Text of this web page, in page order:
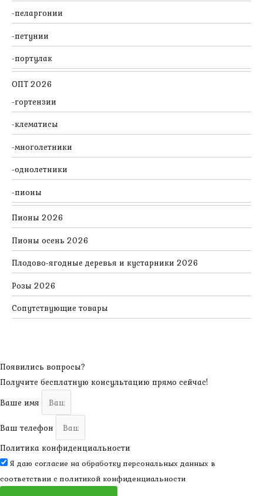
пеларгонии
петунии
портулак
ОПТ 2026
гортензии
клематисы
многолетники
однолетники
пионы
Пионы 2026
Пионы осень 2026
Плодово-ягодные деревья и кустарники 2026
Розы 2026
Сопутствующие товары
Появились вопросы?
Получите бесплатную консультацию прямо сейчас!
Ваше имя
Ваш телефон
Политика конфиденциальности
Я даю согласие на обработку персональных данных в
соответствии с политикой конфиденциальности